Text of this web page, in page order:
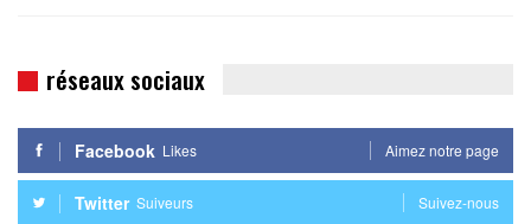
réseaux sociaux
Facebook Likes Aimez notre page
Twitter Suiveurs Suivez-nous